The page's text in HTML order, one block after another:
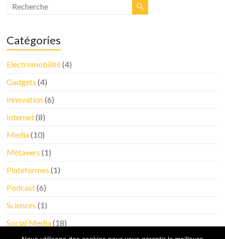
Catégories
Electromobilité(4)
Gadgets (4)
Innovation(6)
Internet(8)
Media(10)
Métavers (1)
Plateformes (1)
Podcast(6)
Sciences (1)
Social Media(18)